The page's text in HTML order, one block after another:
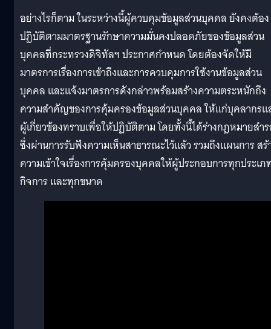
อย่างไรก็ตาม ในระหว่างนี้ผู้ควบคุมข้อมูลส่วนบุคคล ยังคงต้อง
ปฏิบัติตามมาตรฐานรักษาความมั่นคงปลอดภัยของข้อมูลส่วน
บุคคลที่กระทรวงดิจิทัลฯ ประกาศกำหนด โดยต้องจัดให้มี
มาตรการเรื่องการเข้าถึงและการควบคุมการใช้งานข้อมูลส่วน
บุคคล และแจ้งมาตรการดังกล่าวพร้อมสร้างความตระหนักถึง
ความสำคัญของการคุ้มครองข้อมูลส่วนบุคคล ให้แก่บุคลากรแ
ผู้เกี่ยวข้องทราบเพื่อให้ปฏิบัติตาม โดยทั้งนี้ได้ร่างกฎหมายสำ
ซึ่งผ่านการรับฟังความเห็นสาธารณะไว้แล้ว รวมถึงแผนการ สร้
ความเข้าใจเรื่องการคุ้มครองบุคคลให้ผู้ประกอบการทุกประเภ
กิจการ และทุกขนาด